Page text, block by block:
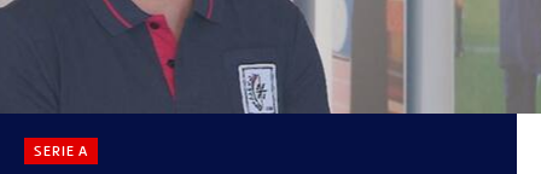
SERIE A